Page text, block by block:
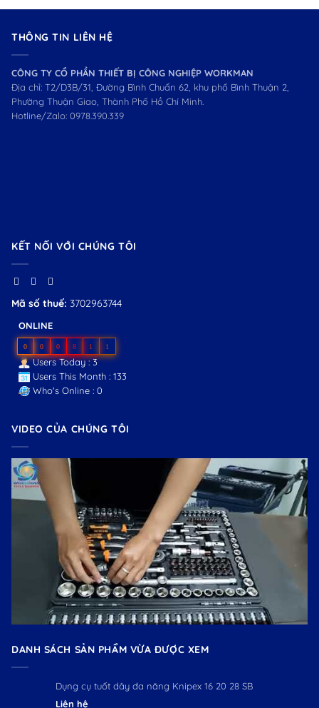
THÔNG TIN LIÊN HỆ
CÔNG TY CỔ PHẦN THIẾT BỊ CÔNG NGHIỆP WORKMAN
Địa chỉ: T2/D3B/31, Đường Bình Chuẩn 62, khu phố Bình Thuận 2,
Phường Thuận Giao, Thành Phố Hồ Chí Minh.
Hotline/Zalo: 0978.390.339
KẾT NỐI VỚI CHÚNG TÔI
Mã số thuế: 3702963744
ONLINE
0 0 0 8 1 1
Users Today : 3
Users This Month : 133
Who's Online : 0
VIDEO CỦA CHÚNG TÔI
DANH SÁCH SẢN PHẨM VỪA ĐƯỢC XEM
Dụng cụ tuốt dây đa năng Knipex 16 20 28 SB
Liên hệ